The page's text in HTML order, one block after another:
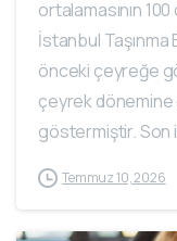
ortalamasının 100
İstanbul
önceki çeyreğe
çeyrek dönemine
göstermiştir. Son
Temmuz 10, 2026